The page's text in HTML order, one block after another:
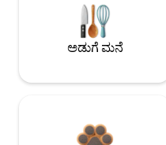
ಅಡುಗೆ ಮನೆ